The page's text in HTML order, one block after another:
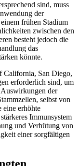
sind, muss
der
frühen Stadium
zwischen den
besteht jedoch die
das
könnte.
California, San Diego,
erforderlich sind, um
der
selbst von
eine erhöhte
Immunsystem
und Verhütung von
einer sorgfältigen